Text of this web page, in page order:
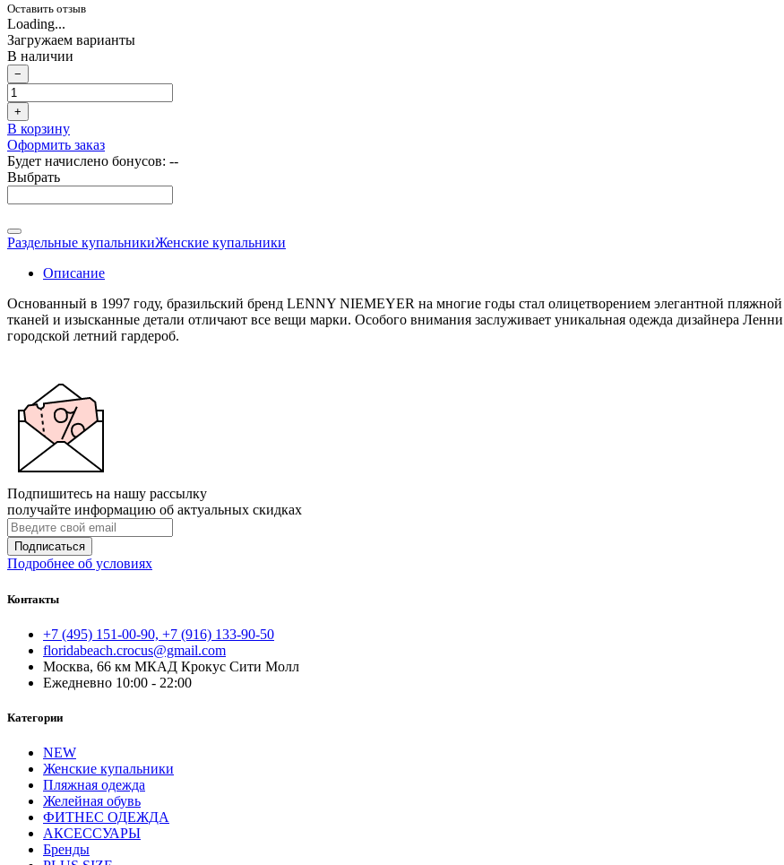
Оставить отзыв
Loading...
Загружаем варианты
В наличии
−
+
В корзину
Оформить заказ
Будет начислено бонусов: --
Выбрать
Раздельные купальникиЖенские купальники
Описание
Основанный в 1997 году, бразильский бренд LENNY NIEMEYER на многие годы стал олицетворением элегантной
тканей и изысканные детали отличают все вещи марки. Особого внимания заслуживает уникальная одежда дизайнера
городской летний гардероб.
Подпишитесь на нашу рассылку
получайте информацию об актуальных скидках
Подписаться
Подробнее об условиях
Контакты
+7 (495) 151-00-90, +7 (916) 133-90-50
floridabeach.crocus@gmail.com
Москва, 66 км МКАД Крокус Сити Молл
Ежедневно 10:00 - 22:00
Категории
NEW
Женские купальники
Пляжная одежда
Желейная обувь
ФИТНЕС ОДЕЖДА
АКСЕССУАРЫ
Бренды